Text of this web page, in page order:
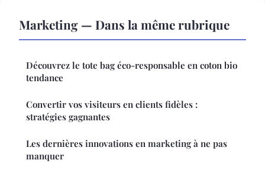
Marketing — Dans la même rubrique
Découvrez le tote bag éco-responsable en coton bio
tendance
Convertir vos visiteurs en clients fidèles :
stratégies gagnantes
Les dernières innovations en marketing à ne pas
manquer